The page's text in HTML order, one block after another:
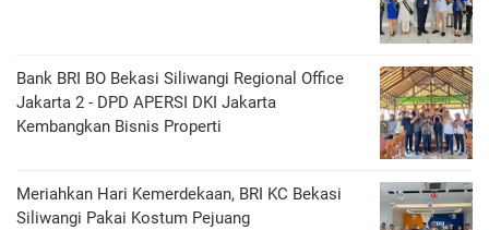
Bank BRI BO Bekasi Siliwangi Regional Office
Jakarta 2 - DPD APERSI DKI Jakarta
Kembangkan Bisnis Properti
Meriahkan Hari Kemerdekaan, BRI KC Bekasi
Siliwangi Pakai Kostum Pejuang